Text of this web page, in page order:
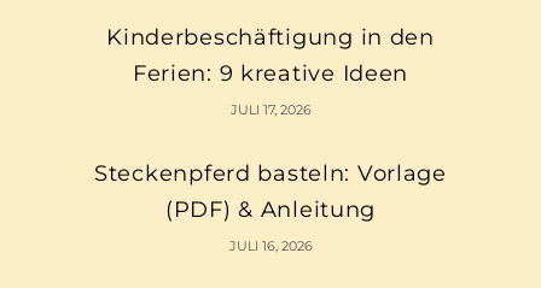
Kinderbeschäftigung in den
Ferien: 9 kreative Ideen
JULI 17, 2026
Steckenpferd basteln: Vorlage
(PDF) & Anleitung
JULI 16, 2026